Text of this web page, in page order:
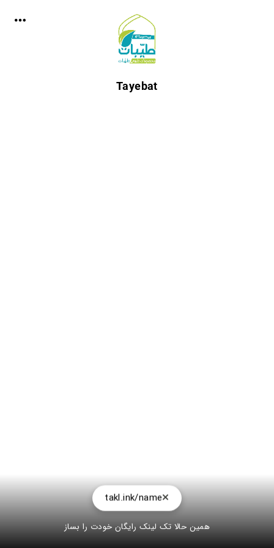
Tayebat
takl.ink/name
همین حالا تک لینک رایگان خودت را بساز